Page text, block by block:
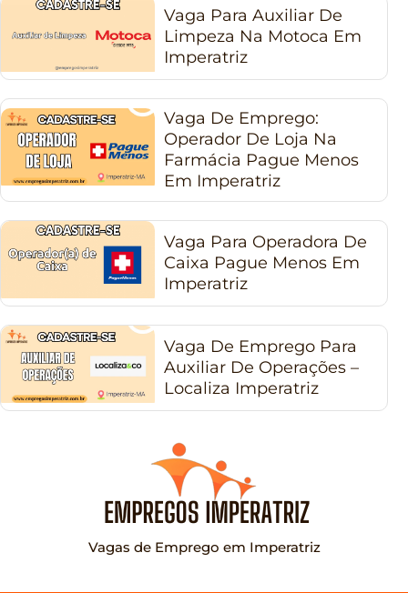
Vaga Para Auxiliar De
Limpeza Na Motoca Em
Imperatriz
Vaga De Emprego:
Operador De Loja Na
Farmácia Pague Menos
Em Imperatriz
Vaga Para Operadora De
Caixa Pague Menos Em
Imperatriz
Vaga De Emprego Para
Auxiliar De Operações –
Localiza Imperatriz
Vagas de Emprego em Imperatriz